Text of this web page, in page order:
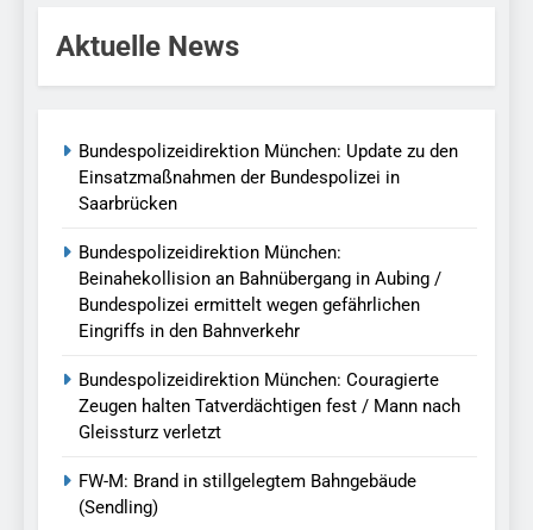
Aktuelle News
Bundespolizeidirektion München: Update zu den
Einsatzmaßnahmen der Bundespolizei in
Saarbrücken
Bundespolizeidirektion München:
Beinahekollision an Bahnübergang in Aubing /
Bundespolizei ermittelt wegen gefährlichen
Eingriffs in den Bahnverkehr
Bundespolizeidirektion München: Couragierte
Zeugen halten Tatverdächtigen fest / Mann nach
Gleissturz verletzt
FW-M: Brand in stillgelegtem Bahngebäude
(Sendling)